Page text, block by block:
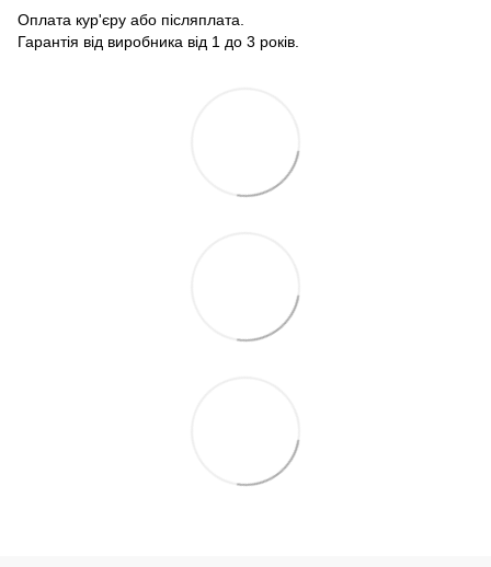
Оплата кур'єру або післяплата.
Гарантія від виробника від 1 до 3 років.